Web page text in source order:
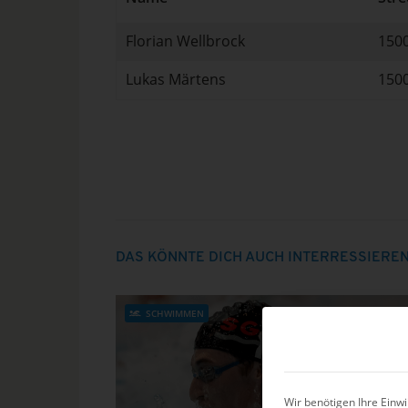
Florian Wellbrock
Lukas Märtens
DAS KÖNNTE DICH AUCH INTERRESSIEREN
SCHWIMMEN
Wir benötigen Ihre